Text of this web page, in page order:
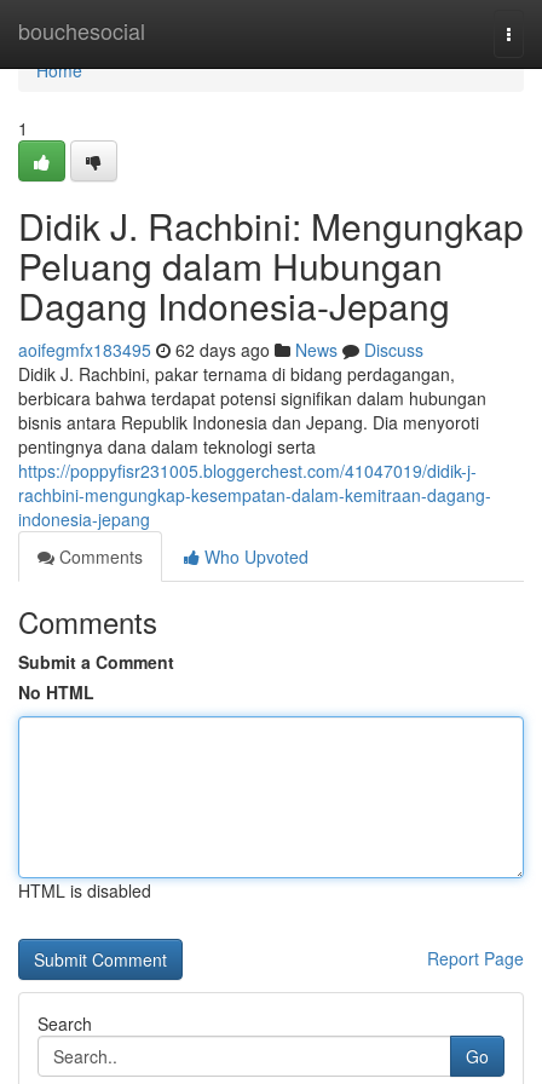
bouchesocial
Home
Home
1
Didik J. Rachbini: Mengungkap
Peluang dalam Hubungan
Dagang Indonesia-Jepang
aoifegmfx183495 62 days ago News
Discuss
Didik J. Rachbini, pakar ternama di bidang perdagangan,
berbicara bahwa terdapat potensi signifikan dalam hubungan
bisnis antara Republik Indonesia dan Jepang. Dia menyoroti
pentingnya dana dalam teknologi serta
https://poppyfisr231005.bloggerchest.com/41047019/didik-j-
rachbini-mengungkap-kesempatan-dalam-kemitraan-dagang-
indonesia-jepang
Comments
Who Upvoted
Comments
Submit a Comment
No HTML
HTML is disabled
Report Page
Search
Go